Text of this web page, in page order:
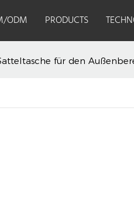
ODM PRODUCTS
für den